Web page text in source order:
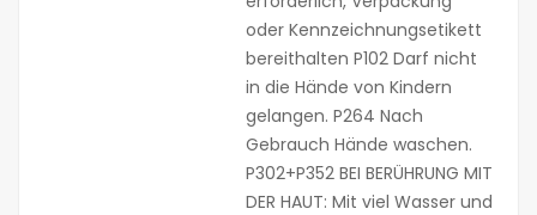
oder Kennzeichnungsetikett
bereithalten P102 Darf nicht
in die Hände von Kindern
gelangen. P264 Nach
Gebrauch Hände waschen.
P302+P352 BEI BERÜHRUNG MIT
DER HAUT: Mit viel Wasser und